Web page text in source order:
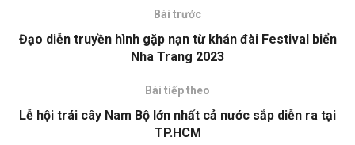
Bài trước
Đạo diễn truyền hình gặp nạn từ khán đài Festival biển
Nha Trang 2023
Bài tiếp theo
Lễ hội trái cây Nam Bộ lớn nhất cả nước sắp diễn ra tại
TP.HCM